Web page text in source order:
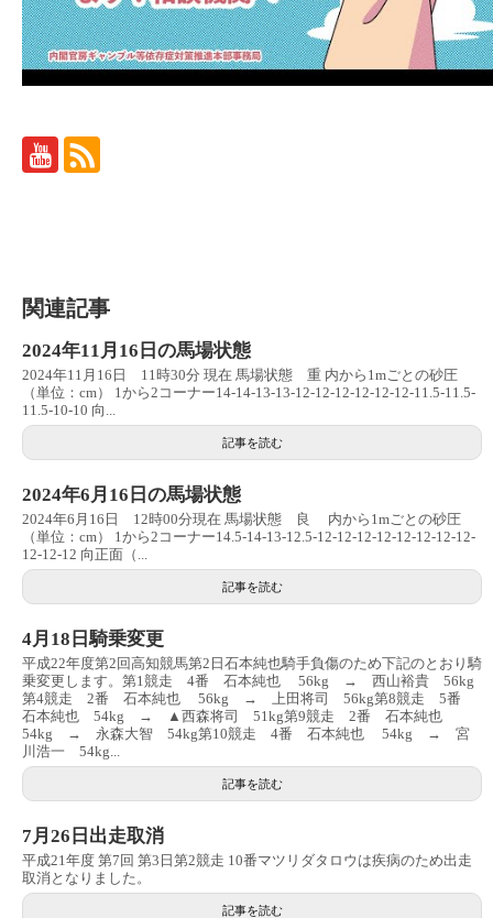
関連記事
2024年11月16日の馬場状態
2024年11月16日 11時30分 現在 馬場状態 重 内から1mごとの砂圧
（単位：cm） 1から2コーナー14-14-13-13-12-12-12-12-12-12-11.5-11.5-
11.5-10-10 向...
記事を読む
2024年6月16日の馬場状態
2024年6月16日 12時00分現在 馬場状態 良 内から1mごとの砂圧
（単位：cm） 1から2コーナー14.5-14-13-12.5-12-12-12-12-12-12-12-12-
12-12-12 向正面（...
記事を読む
4月18日騎乗変更
平成22年度第2回高知競馬第2日石本純也騎手負傷のため下記のとおり騎
乗変更します。第1競走 4番 石本純也 56kg → 西山裕貴 56kg
第4競走 2番 石本純也 56kg → 上田将司 56kg第8競走 5番
石本純也 54kg → ▲西森将司 51kg第9競走 2番 石本純也
54kg → 永森大智 54kg第10競走 4番 石本純也 54kg → 宮
川浩一 54kg...
記事を読む
7月26日出走取消
平成21年度 第7回 第3日第2競走 10番マツリダタロウは疾病のため出走
取消となりました。
記事を読む